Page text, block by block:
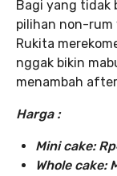
Bagi yang tidak
pilihan non-rum
Rukita
nggak bikin
menambah
Harga :
Mini cake:
Whole cake: